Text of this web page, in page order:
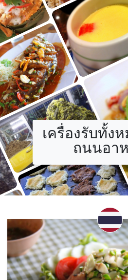
เครื่องรับทั้ง
ถนนอา